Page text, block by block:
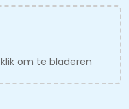
klik om te bladeren